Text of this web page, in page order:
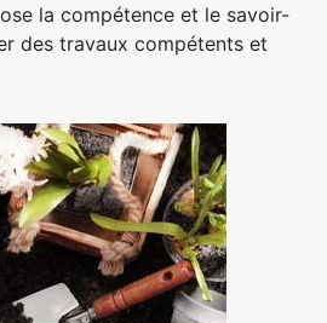
la compétence et le savoir-
des travaux compétents et